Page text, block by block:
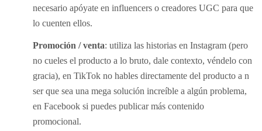
necesario apóyate en influencers o creadores UGC para que
lo cuenten ellos.
Promoción / venta: utiliza las historias en Instagram (pero
no cueles el producto a lo bruto, dale contexto, véndelo con
gracia), en TikTok no hables directamente del producto a n
ser que sea una mega solución increíble a algún problema,
en Facebook si puedes publicar más contenido
promocional.